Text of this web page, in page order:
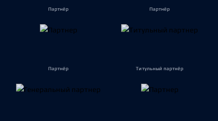
Партнёр Партнёр
Партнёр Титульный партнёр